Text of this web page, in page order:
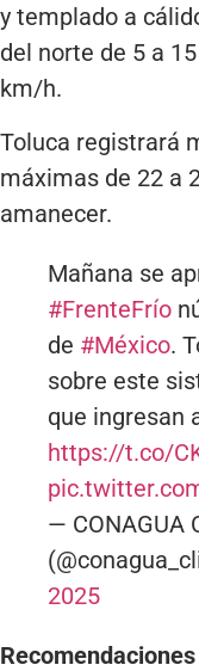
y templado a
del norte de 5 a
km/h.
Toluca registrará
máximas de 22 a
amanecer.
Mañana se
#FrenteFrío
de #México.
sobre este
que ingresan
https://t.co/
— CONAGUA
2025